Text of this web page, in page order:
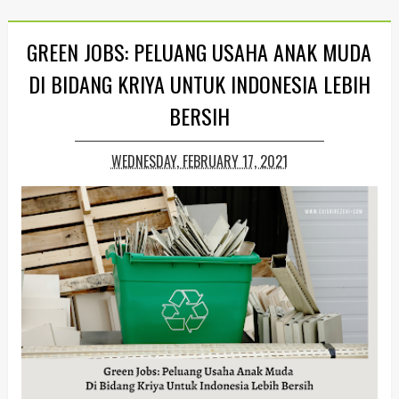
GREEN JOBS: PELUANG USAHA ANAK MUDA
DI BIDANG KRIYA UNTUK INDONESIA LEBIH
BERSIH
WEDNESDAY, FEBRUARY 17, 2021